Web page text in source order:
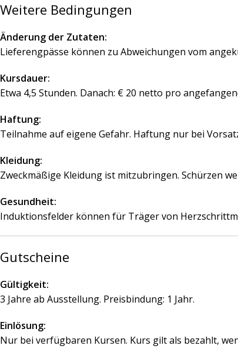
Weitere Bedingungen
Änderung der Zutaten:
Lieferengpässe können zu Abweichungen vom
Kursdauer:
Etwa 4,5 Stunden. Danach: € 20 netto pro
Haftung:
Teilnahme auf eigene Gefahr. Haftung nur bei
Kleidung:
Zweckmäßige Kleidung ist mitzubringen. Schürzen
Gesundheit:
Induktionsfelder können für Träger von
Gutscheine
Gültigkeit:
3 Jahre ab Ausstellung. Preisbindung: 1 Jahr.
Einlösung:
Nur bei verfügbaren Kursen. Kurs gilt als bezahlt,